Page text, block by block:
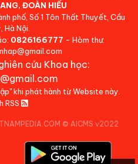
ĐOÀN HIẾU
phố, Số 1 Tôn Thất Thuyết, Cầu
Hà Nội.
0826166777 - Hòm thư:
cứu Khoa học:
khi phát hành từ Website này.
RSS
© AICMS v2022